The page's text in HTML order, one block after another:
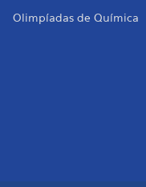
Olimpíadas de Química